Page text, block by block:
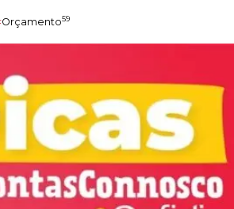
Orçamento59